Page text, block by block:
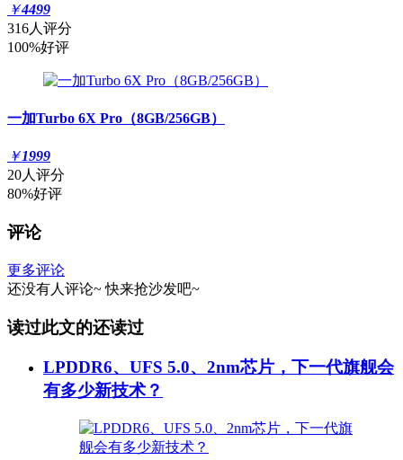
￥4499
316人评分
100%好评
一加Turbo 6X Pro（8GB/256GB）
￥1999
20人评分
80%好评
评论
更多评论
还没有人评论~ 快来抢沙发吧~
读过此文的还读过
LPDDR6、UFS 5.0、2nm芯片，下一代旗舰会
有多少新技术？